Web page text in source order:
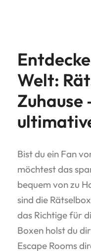
Welt:
Zuhause
Bist du ein Fan
möchtest das
bequem von zu
sind die
das Richtige für
Boxen holst du
Escape Rooms